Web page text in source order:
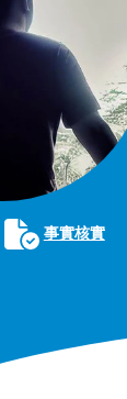
事實核實